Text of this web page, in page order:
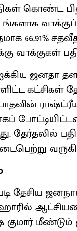
கொண்ட
66.91%
வாக்குகள்
ஐக்கிய ஜனதா
கட்சிகள்
தேசிய